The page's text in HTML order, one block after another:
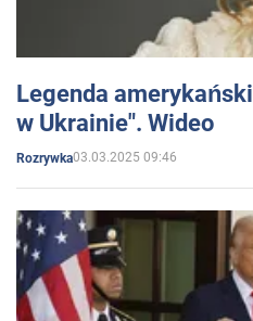
Legenda
w Ukrainie". Wideo
Rozrywka03.03.2025 09:46